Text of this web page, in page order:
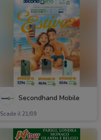
Secondhand Mobile
Scade il 21/09